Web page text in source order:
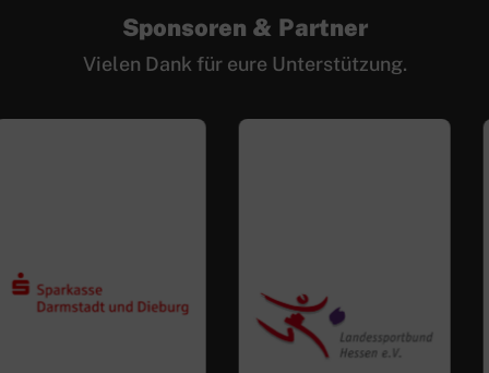
Sponsoren & Partner
Vielen Dank für eure Unterstützung.